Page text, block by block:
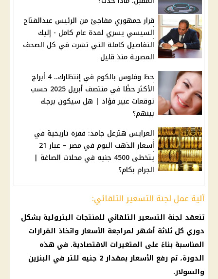
قرار جمهوري مفاجئ من الرئيس عبدالفتاح
السيسي يسري لمدة عام كامل - إليك
التفاصيل كاملة التي نشرت في كل الصحف
المصرية منذ قليل
حظ وفلوس بالكوم في إنتظارك.. 4 أبراج
الأكثر حظًا في منتصف أبريل 2025 حسب
توقعات عبير فؤاد | هل سيكون برجك
بينهم؟
العرايس هتزعل جامد: قفزة تاريخية في
أسعار الذهب اليوم في مصر – عيار 21
يتخطى 4500 جنيه في محلات الصاغة |
الجرام بكام؟
آلية عمل لجنة التسعير التلقائي:
تنعقد لجنة التسعير التلقائي للمنتجات البترولية بشكل
دوري كل ثلاثة أشهر لمراجعة الأسعارواتخاذ القرارات
المناسبة بناءً على المتغيرات الاقتصادية. في هذه
الدورة، تم رفع الأسعار
بمقدار 2 جنيه للتر في البنزين
والسولار.